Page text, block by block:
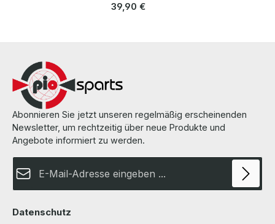
LieferumfangDelivery / Lieferumfang 1 x SUN Flash Cache
sind nicht im Lieferumfang enthalten. The hardware has been
und getestet. More information and details can be found on the
pages of the manufacturer. Weitere Informationen und Details
finden Sie auf den Seiten des Herstellers. All parts are used but
Regulärer Preis:
39,90 €
Abonnieren Sie jetzt unseren regelmäßig erscheinenden
Newsletter, um rechtzeitig über neue Produkte und
Angebote informiert zu werden.
Datenschutz